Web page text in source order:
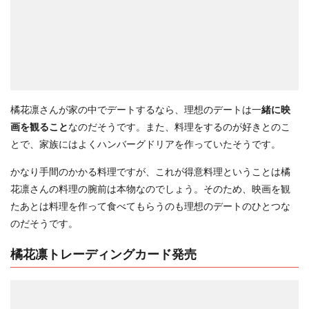
橘花凛さんが家の中でデートするなら、理想のデートは一緒に映
画を観ることなのだそうです。また、料理をするのが好きとのこ
とで、家族にはよくハンバーグドリアを作っていたそうです。
かなり手間のかかる料理ですが、これが得意料理ということは橘
花凛さんの料理の腕前は本物なのでしょう。そのため、映画を観
たあとは料理を作って食べてもらうのも理想のデートのひとつな
のだそうです。
橘花凛トレーディングカード発売